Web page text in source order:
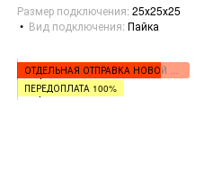
Размер подключения 25х25х25
Вид подключения Пайка
ОТДЕЛЬНАЯ ОТПРАВКА НОВОЙ ПОЧТОЙ
ПЕРЕДОПЛАТА 100%